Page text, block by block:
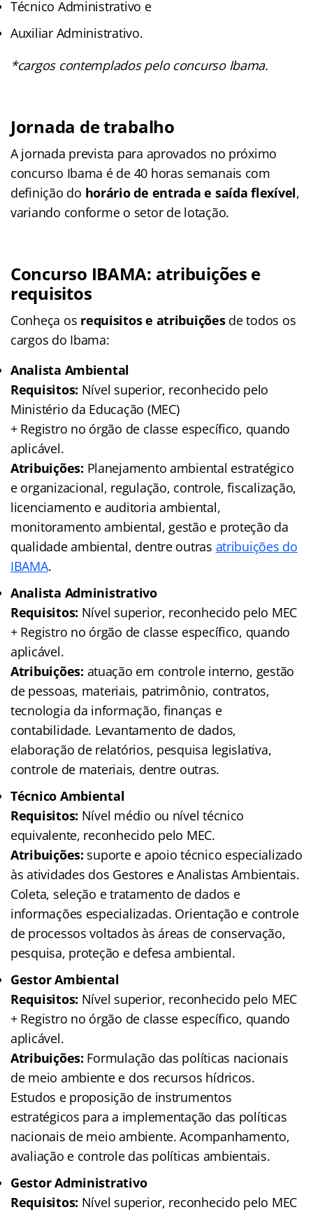
Técnico Administrativo e
Auxiliar Administrativo.
*cargos contemplados pelo concurso Ibama.
Jornada de trabalho
A jornada prevista para aprovados no próximo
concurso Ibama é de 40 horas semanais com
definição do horário de entrada e saída flexível,
variando conforme o setor de lotação.
Concurso IBAMA: atribuições e
requisitos
Conheça os requisitos e atribuiçõesde todos os
cargos do Ibama:
Analista Ambiental
Requisitos: Nível superior, reconhecido pelo
Ministério da Educação (MEC)
+ Registro no órgão de classe específico, quando
aplicável.
Atribuições: Planejamento ambiental estratégico
e organizacional, regulação, controle, fiscalização,
licenciamento e auditoria ambiental,
monitoramento ambiental, gestão e proteção da
qualidade ambiental, dentre outras atribuições do
IBAMA.
Analista Administrativo
Requisitos: Nível superior, reconhecido pelo MEC
+ Registro no órgão de classe específico, quando
aplicável.
Atribuições: atuação em controle interno, gestão
de pessoas, materiais, patrimônio, contratos,
tecnologia da informação, finanças e
contabilidade. Levantamento de dados,
elaboração de relatórios, pesquisa legislativa,
controle de materiais, dentre outras.
Técnico Ambiental
Requisitos: Nível médio ou nível técnico
equivalente, reconhecido pelo MEC.
Atribuições: suporte e apoio técnico especializado
às atividades dos Gestores e Analistas Ambientais.
Coleta, seleção e tratamento de dados e
informações especializadas. Orientação e controle
de processos voltados às áreas de conservação,
pesquisa, proteção e defesa ambiental.
Gestor Ambiental
Requisitos: Nível superior, reconhecido pelo MEC
+ Registro no órgão de classe específico, quando
aplicável.
Atribuições: Formulação das políticas nacionais
de meio ambiente e dos recursos hídricos.
Estudos e proposição de instrumentos
estratégicos para a implementação das políticas
nacionais de meio ambiente. Acompanhamento,
avaliação e controle das políticas ambientais.
Gestor Administrativo
Requisitos: Nível superior, reconhecido pelo MEC